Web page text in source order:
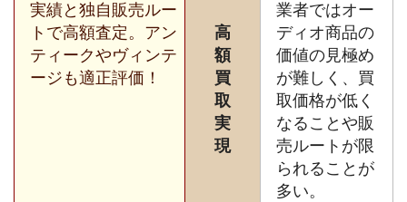
実績と独自販売ルー
トで高額査定。アン
ティークやヴィンテ
ージも適正評価！
高
額
買
取
実
現
業者ではオー
ディオ商品の
価値の見極め
が難しく、買
取価格が低く
なることや販
売ルートが限
られることが
多い。